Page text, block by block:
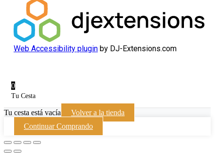
Web Accessibility plugin by DJ-Extensions.com
0
Tu Cesta
Tu cesta está vacía
Volver a la tienda
Continuar Comprando